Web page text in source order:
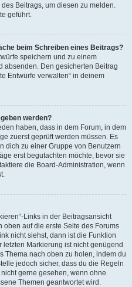
Beitrags, um diesen zu melden.
geführt.
beim Schreiben eines Beitrags?
speichern und zu einem
absenden. Den gesicherten Beitrag
Entwürfe verwalten“ in deinem
werden?
haben, dass in dem Forum, in dem
zuerst geprüft werden müssen. Es
dich zu einer Gruppe von Benutzern
erst begutachten möchte, bevor sie
die Board-Administration, wenn
Links in der Beitragsansicht
oben auf die erste Seite des Forums
nicht siehst, dann ist die Funktion
Markierung ist nicht genügend
Thema nach oben zu holen, indem du
jedoch sicher, dass du die Regeln
gerne gesehen, wenn ohne
Themen geantwortet wird.